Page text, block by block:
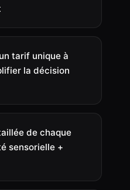
tarif unique à
la décision
de chaque
sensorielle +